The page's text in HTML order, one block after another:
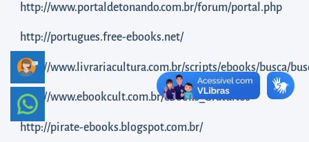
as
informações
postas
no
rodapé
http://www.portaldetonando.com.br/forum/portal.php
http://portugues.free-ebooks.net/
http://www.livrariacultura.com.br/scripts/ebooks/busca/
http://www.ebookcult.com.br/eBooks_Gratuitos
http://pirate-ebooks.blogspot.com.br/